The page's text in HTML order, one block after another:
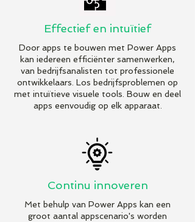
Effectief en intuïtief
Door apps te bouwen met Power Apps
kan iedereen efficiënter samenwerken,
van bedrijfsanalisten tot professionele
ontwikkelaars. Los bedrijfsproblemen op
met intuïtieve visuele tools. Bouw en deel
apps eenvoudig op elk apparaat.
Continu innoveren
Met behulp van Power Apps kan een
groot aantal appscenario's worden